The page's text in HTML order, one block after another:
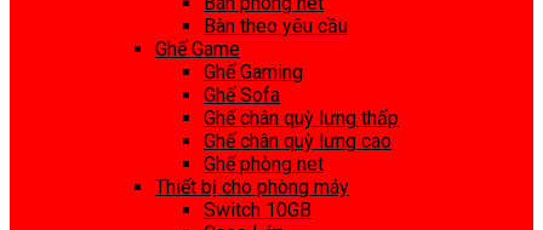
Bàn theo yêu cầu
Ghế Game
Ghế Gaming
Ghế Sofa
Ghế chân quỳ lưng thấp
Ghế chân quỳ lưng cao
Ghế phòng net
Thiết bị cho phòng máy
Switch 10GB